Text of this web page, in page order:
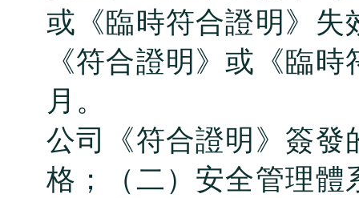
或《臨時符合證明》失
《符合證明》或《臨
月。
公司《符合證明》簽發
格；（二）安全管理體